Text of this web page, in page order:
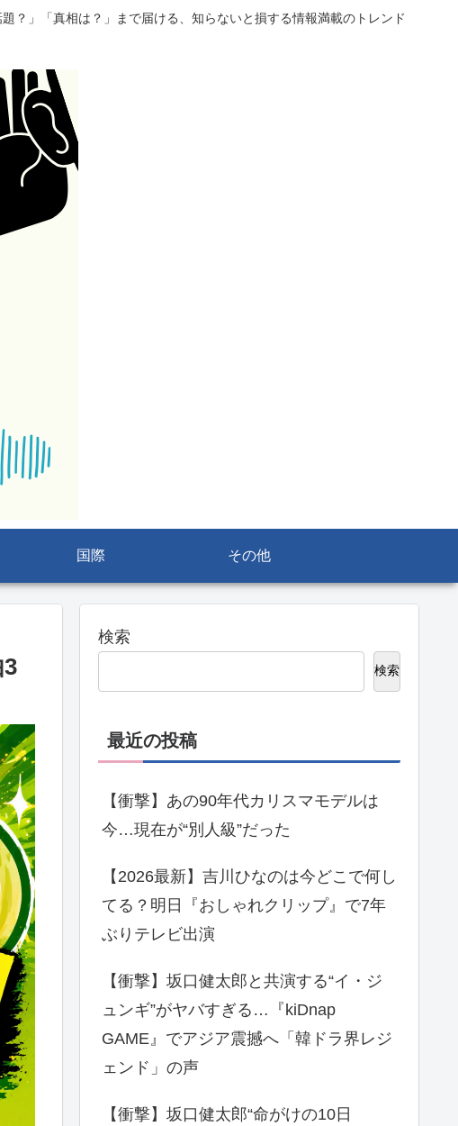
？」「真相は？」まで届ける、知らないと損する情報満載のトレンド
国際 その他
検索
検索
最近の投稿
【衝撃】あの90年代カリスマモデルは
今…現在が“別人級”だった
【2026最新】吉川ひなのは今どこで何し
てる？明日『おしゃれクリップ』で7年
ぶりテレビ出演
【衝撃】坂口健太郎と共演する“イ・ジ
ュンギ”がヤバすぎる…『kiDnap
GAME』でアジア震撼へ「韓ドラ界レジ
ェンド」の声
【衝撃】坂口健太郎“命がけの10日